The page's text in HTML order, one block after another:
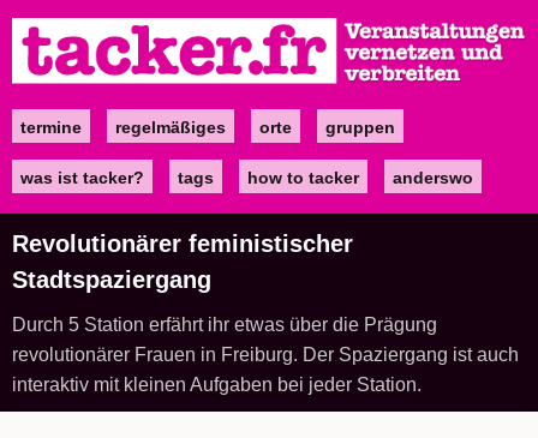
zum
Inhalt
Maintermine regelmäßiges orte gruppen
was ist tacker? tags how to tacker anderswo
Revolutionärer feministischer
Stadtspaziergang
Durch 5 Station erfährt ihr etwas über die Prägung
revolutionärer Frauen in Freiburg. Der Spaziergang ist auch
interaktiv mit kleinen Aufgaben bei jeder Station.